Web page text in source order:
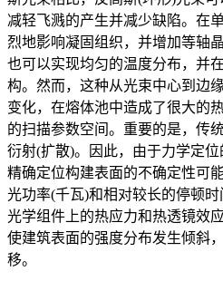
减轻飞溅的产生并减少缺陷。在
烈地影响凝固组织，并增加等轴
也可以实现均匀的温度分布，并
构。然而，这种从光束中心到边
变化，在熔体池中造成了很大的
的扫描参数空间。重要的是，传
衍射(扩散)。因此，由于力学定
精确定位构建表面的不确定性可
光功率(千瓦)和相对较长的停顿
光学组件上的热应力和热透镜效
使建筑表面的强度分布发生倾斜
移。